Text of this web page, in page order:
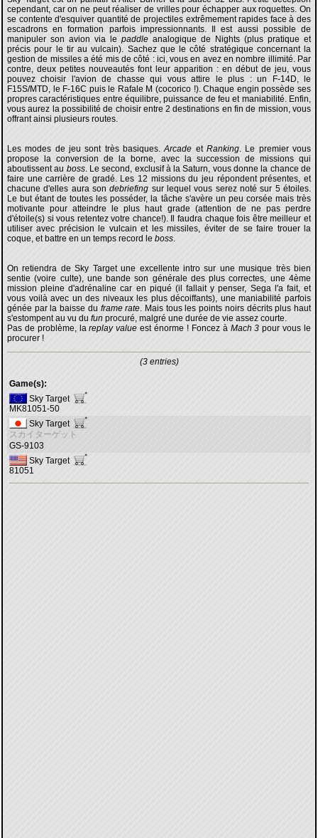
cependant, car on ne peut réaliser de vrilles pour échapper aux roquettes. On
se contente d'esquiver quantité de projectiles extrêmement rapides face à des
escadrons en formation parfois impressionnants. Il est aussi possible de
manipuler son avion via le paddle analogique de Nights (plus pratique et
précis pour le tir au vulcain). Sachez que le côté stratégique concernant la
gestion de missiles a été mis de côté : ici, vous en avez en nombre illimité. Par
contre, deux petites nouveautés font leur apparition : en début de jeu, vous
pouvez choisir l'avion de chasse qui vous attire le plus : un F-14D, le
F15S/MTD, le F-16C puis le Rafale M (cocorico !). Chaque engin possède ses
propres caractéristiques entre équilibre, puissance de feu et maniabilité. Enfin,
vous aurez la possibilité de choisir entre 2 destinations en fin de mission, vous
offrant ainsi plusieurs routes.
Les modes de jeu sont très basiques.Arcade etRanking. Le premier vous
propose la conversion de la borne, avec la succession de missions qui
aboutissent au boss. Le second, exclusif à la Saturn, vous donne la chance de
faire une carrière de gradé. Les 12 missions du jeu répondent présentes, et
chacune d'elles aura sondebriefing sur lequel vous serez noté sur 5 étoiles.
Le but étant de toutes les posséder, la tâche s'avère un peu corsée mais très
motivante pour atteindre le plus haut grade (attention de ne pas perdre
d'étoile(s) si vous retentez votre chance!). Il faudra chaque fois être meilleur et
utiliser avec précision le vulcain et les missiles, éviter de se faire trouer la
coque, et battre en un temps record le boss.
On retiendra de Sky Target une excellente intro sur une musique très bien
sentie (voire culte), une bande son générale des plus correctes, une 4ème
mission pleine d'adrénaline car en piqué (il fallait y penser, Sega l'a fait, et
vous voilà avec un des niveaux les plus décoiffants), une maniabilité parfois
génée par la baisse du frame rate. Mais tous les points noirs décrits plus haut
s'estompent au vu du fun procuré, malgré une durée de vie assez courte.
Pas de problème, lareplay value est énorme ! Foncez à Mach 3 pour vous le
procurer !
(3 entries)
Game(s):
Sky Target
MK81051-50
Sky Target
スカイターゲット
GS-9103
Sky Target
81051